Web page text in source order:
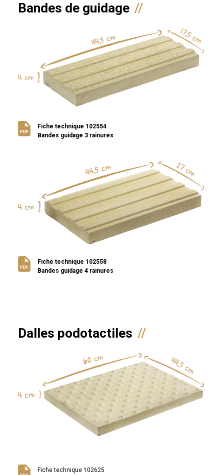
Bandes de guidage
Fiche technique 102554
Bandes guidage 3 rainures
Fiche technique 102558
Bandes guidage 4 rainures
Dalles podotactiles
Fiche technique 102625